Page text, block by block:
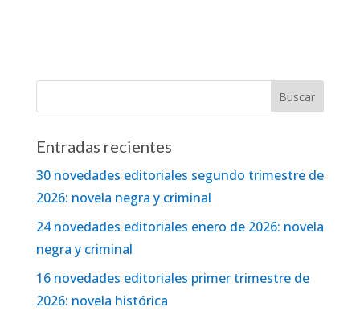
Entradas recientes
30 novedades editoriales segundo trimestre de
2026: novela negra y criminal
24 novedades editoriales enero de 2026: novela
negra y criminal
16 novedades editoriales primer trimestre de
2026: novela histórica